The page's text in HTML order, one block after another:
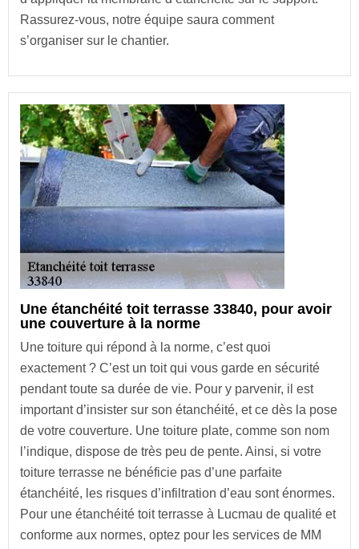
Rassurez-vous, notre équipe saura comment
s’organiser sur le chantier.
Une étanchéité toit terrasse 33840, pour avoir
une couverture à la norme
Une toiture qui répond à la norme, c’est quoi
exactement ? C’est un toit qui vous garde en sécurité
pendant toute sa durée de vie. Pour y parvenir, il est
important d’insister sur son étanchéité, et ce dès la pose
de votre couverture. Une toiture plate, comme son nom
l’indique, dispose de très peu de pente. Ainsi, si votre
toiture terrasse ne bénéficie pas d’une parfaite
étanchéité, les risques d’infiltration d’eau sont énormes.
Pour une étanchéité toit terrasse à Lucmau de qualité et
conforme aux normes, optez pour les services de MM